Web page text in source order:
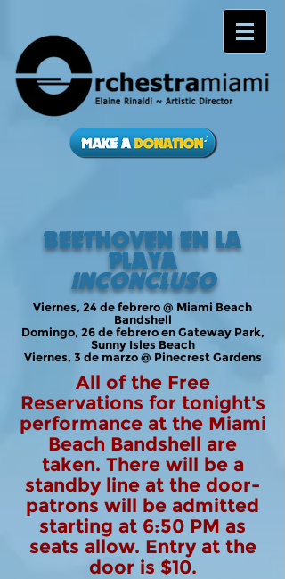
BEETHOVEN EN LA
PLAYA
INCONCLUSO
Viernes, 24 de febrero @ Miami Beach
Bandshell
Domingo, 26 de febrero en Gateway Park,
Sunny Isles Beach
Viernes, 3 de marzo @ Pinecrest Gardens
All of the Free
Reservations for tonight's
performance at the Miami
Beach Bandshell are
taken. There will be a
standby line at the door-
patrons will be admitted
starting at 6:50 PM as
seats allow. Entry at the
door is $10.